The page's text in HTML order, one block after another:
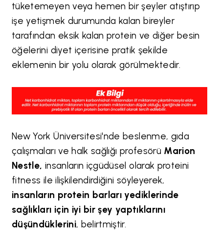
tüketemeyen veya hemen bir şeyler atıştırıp
işe yetişmek durumunda kalan bireyler
tarafından eksik kalan protein ve diğer besin
öğelerini diyet içerisine pratik şekilde
eklemenin bir yolu olarak görülmektedir.
New York Üniversitesi'nde beslenme, gıda
çalışmaları ve halk sağlığı profesörü Marion
Nestle, insanların içgüdüsel olarak proteini
fitness ile ilişkilendirdiğini söyleyerek,
insanların protein barları yediklerinde
sağlıkları için iyi bir şey yaptıklarını
düşündüklerini, belirtmiştir.